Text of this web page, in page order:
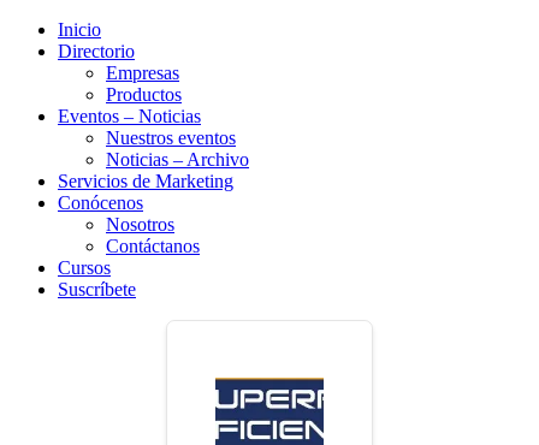
Inicio
Directorio
Empresas
Productos
Eventos – Noticias
Nuestros eventos
Noticias – Archivo
Servicios de Marketing
Conócenos
Nosotros
Contáctanos
Cursos
Suscríbete